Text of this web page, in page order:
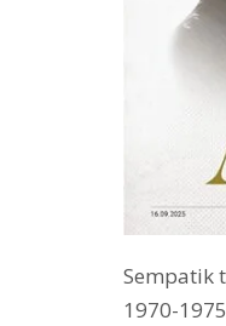
Sempatik
1970-